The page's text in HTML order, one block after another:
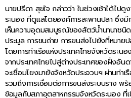
นายปรีดา สุขใจ กล่าวว่า ในช่วงเช้าได้ไป
ระนอง ที่ดูแลโดยองค์การสะพานปลา ซึ่งมี
เห็นความอุดมสมบูรณ์ของสัตว์น้ำนานาชนิด
ประมูล การขนถ่าย การขนส่งไปยังที่หมาย
โดยการท่าเรือแห่งประเทศไทยจังหวัดระน
จากประเทศไทยไปสู่ต่างประเทศของฝั่งอัน
จะเชื่อมโยงมายังจังหวัดประจวบฯ ผ่านท่าเ
รวมถึงการเชื่อมต่อการขนส่งระบบราง พ
ข้อมูลกับสภาอุตสาหกรรมจังหวัดระนอง ที่